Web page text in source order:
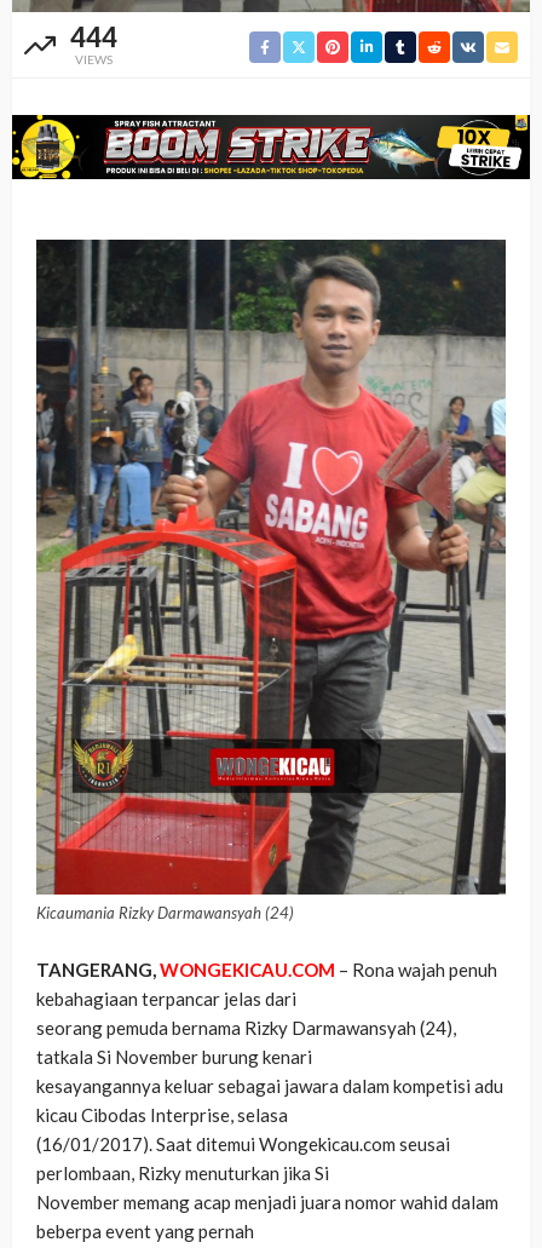
444
VIEWS
Kicaumania Rizky Darmawansyah (24)
TANGERANG,WONGEKICAU.COM – Rona wajah penuh
kebahagiaan terpancar jelas dari
seorang pemuda bernama Rizky Darmawansyah (24),
tatkala Si November burung kenari
kesayangannya keluar sebagai jawara dalam kompetisi adu
kicau Cibodas Interprise, selasa
(16/01/2017). Saat ditemui Wongekicau.com seusai
perlombaan, Rizky menuturkan jika Si
November memang acap menjadi juara nomor wahid dalam
beberpa event yang pernah